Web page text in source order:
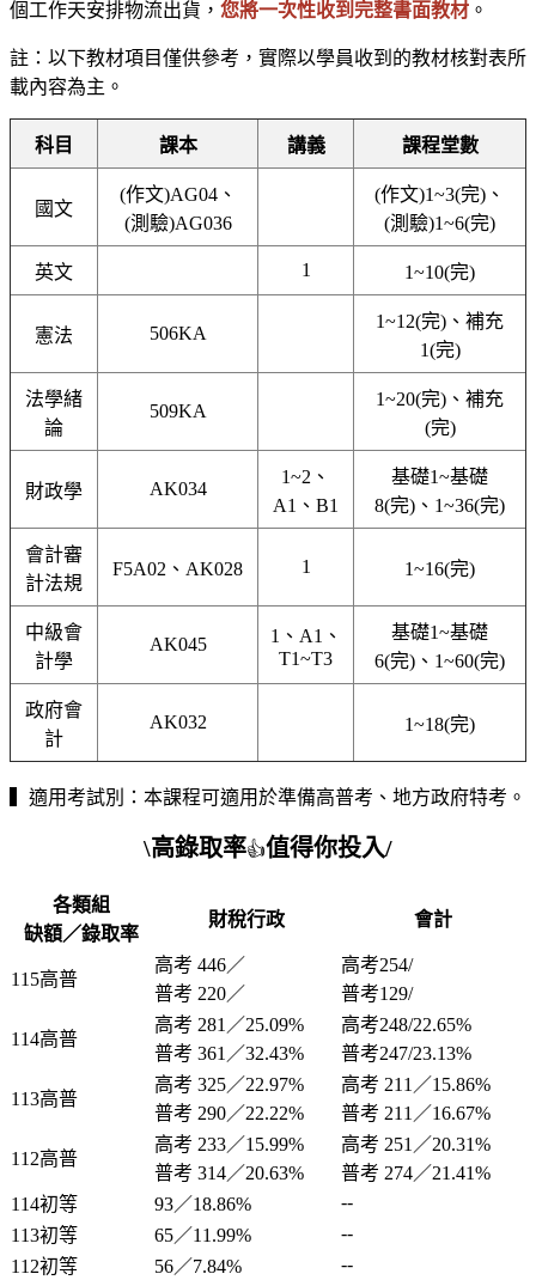
個工作天安排物流出貨， 您將一次性收到完整書面教材 。
註：以下教材項目僅供參考，實際以學員收到的教材核對表所
載內容為主。
科目 課本 講義 課程堂數
國文
(作文)AG04、
(測驗)AG036
(作文)1~3(完)、
(測驗)1~6(完)
英文 1 1~10(完)
憲法 506KA
1~12(完)、補充
1(完)
法學緒
論
509KA
1~20(完)、補充
(完)
財政學 AK034
1~2、
A1、B1
基礎1~基礎
8(完)、1~36(完)
會計審
計法規
F5A02、AK028 1 1~16(完)
中級會
計學
AK045
1、A1、
T1~T3
基礎1~基礎
6(完)、1~60(完)
政府會
計
AK032 1~18(完)
▍適用考試別：本課程可適用於準備高普考、地方政府特考。
\高錄取率👍值得你投入/
各類組
缺額／錄取率
財稅行政 會計
115高普
高考 446／
普考 220／
高考254/
普考129/
114高普
高考 281／25.09%
普考 361／32.43%
高考248/22.65%
普考247/23.13%
113高普
高考 325／22.97%
普考 290／22.22%
高考 211／15.86%
普考 211／16.67%
112高普
高考 233／15.99%
普考 314／20.63%
高考 251／20.31%
普考 274／21.41%
114初等
93／18.86%
--
113初等
65／11.99%
--
112初等
56／7.84% --